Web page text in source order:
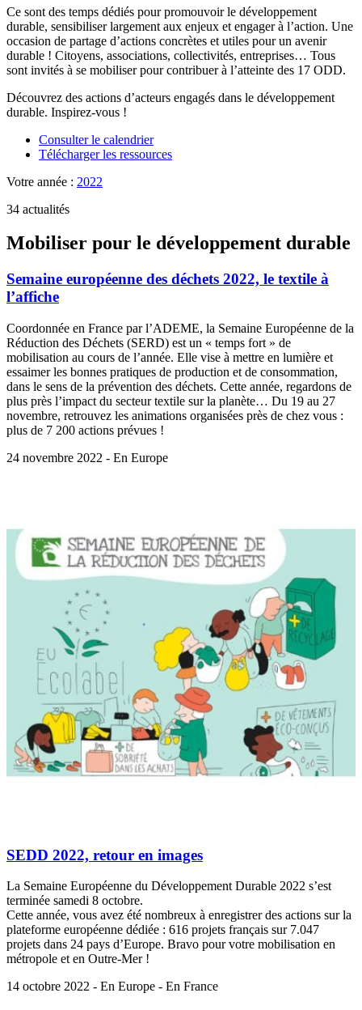
Ce sont des temps dédiés pour promouvoir le développement
durable, sensibiliser largement aux enjeux et engager à l’action. Une
occasion de partage d’actions concrètes et utiles pour un avenir
durable ! Citoyens, associations, collectivités, entreprises… Tous
sont invités à se mobiliser pour contribuer à l’atteinte des 17 ODD.
Découvrez des actions d’acteurs engagés dans le développement
durable. Inspirez-vous !
Consulter le calendrier
Télécharger les ressources
Votre année : 2022
34 actualités
Mobiliser pour le développement durable
Semaine européenne des déchets 2022, le textile à
l’affiche
Coordonnée en France par l’ADEME, la Semaine Européenne de la
Réduction des Déchets (SERD) est un « temps fort » de
mobilisation au cours de l’année. Elle vise à mettre en lumière et
essaimer les bonnes pratiques de production et de consommation,
dans le sens de la prévention des déchets. Cette année, regardons de
plus près l’impact du secteur textile sur la planète… Du 19 au 27
novembre, retrouvez les animations organisées près de chez vous :
plus de 7 200 actions prévues !
24 novembre 2022 - En Europe
SEDD 2022, retour en images
La Semaine Européenne du Développement Durable 2022 s’est
terminée samedi 8 octobre.
Cette année, vous avez été nombreux à enregistrer des actions sur la
plateforme européenne dédiée : 616 projets français sur 7.047
projets dans 24 pays d’Europe. Bravo pour votre mobilisation en
métropole et en Outre-Mer !
14 octobre 2022 - En Europe - En France